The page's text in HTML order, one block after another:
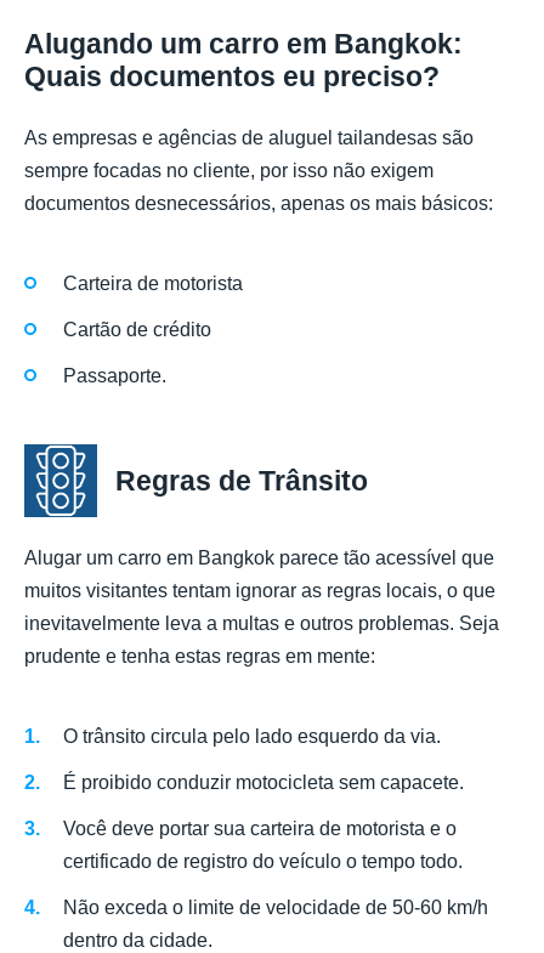
Alugando um carro em Bangkok:
Quais documentos eu preciso?
As empresas e agências de aluguel tailandesas são
sempre focadas no cliente, por isso não exigem
documentos desnecessários, apenas os mais básicos:
Carteira de motorista
Cartão de crédito
Passaporte.
Regras de Trânsito
Alugar um carro em Bangkok parece tão acessível que
muitos visitantes tentam ignorar as regras locais, o que
inevitavelmente leva a multas e outros problemas. Seja
prudente e tenha estas regras em mente:
O trânsito circula pelo lado esquerdo da via.
É proibido conduzir motocicleta sem capacete.
Você deve portar sua carteira de motorista e o
certificado de registro do veículo o tempo todo.
Não exceda o limite de velocidade de 50-60 km/h
dentro da cidade.